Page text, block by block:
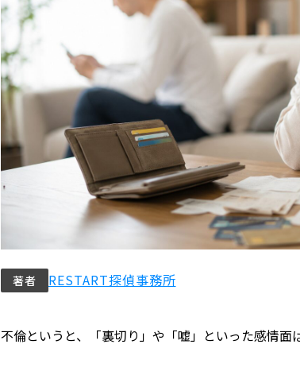
著者 RESTART探偵事務所
不倫というと、「裏切り」や「嘘」といった感情面